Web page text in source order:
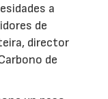
a
de
director
de